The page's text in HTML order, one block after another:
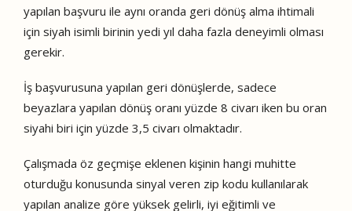
yapılan başvuru ile aynı oranda geri dönüş alma ihtimali
için siyah isimli birinin yedi yıl daha fazla deneyimli olması
gerekir.
İş başvurusuna yapılan geri dönüşlerde, sadece
beyazlara yapılan dönüş oranı yüzde 8 civarı iken bu oran
siyahi biri için yüzde 3,5 civarı olmaktadır.
Çalışmada öz geçmişe eklenen kişinin hangi muhitte
oturduğu konusunda sinyal veren zip kodu kullanılarak
yapılan analize göre yüksek gelirli, iyi eğitimli ve